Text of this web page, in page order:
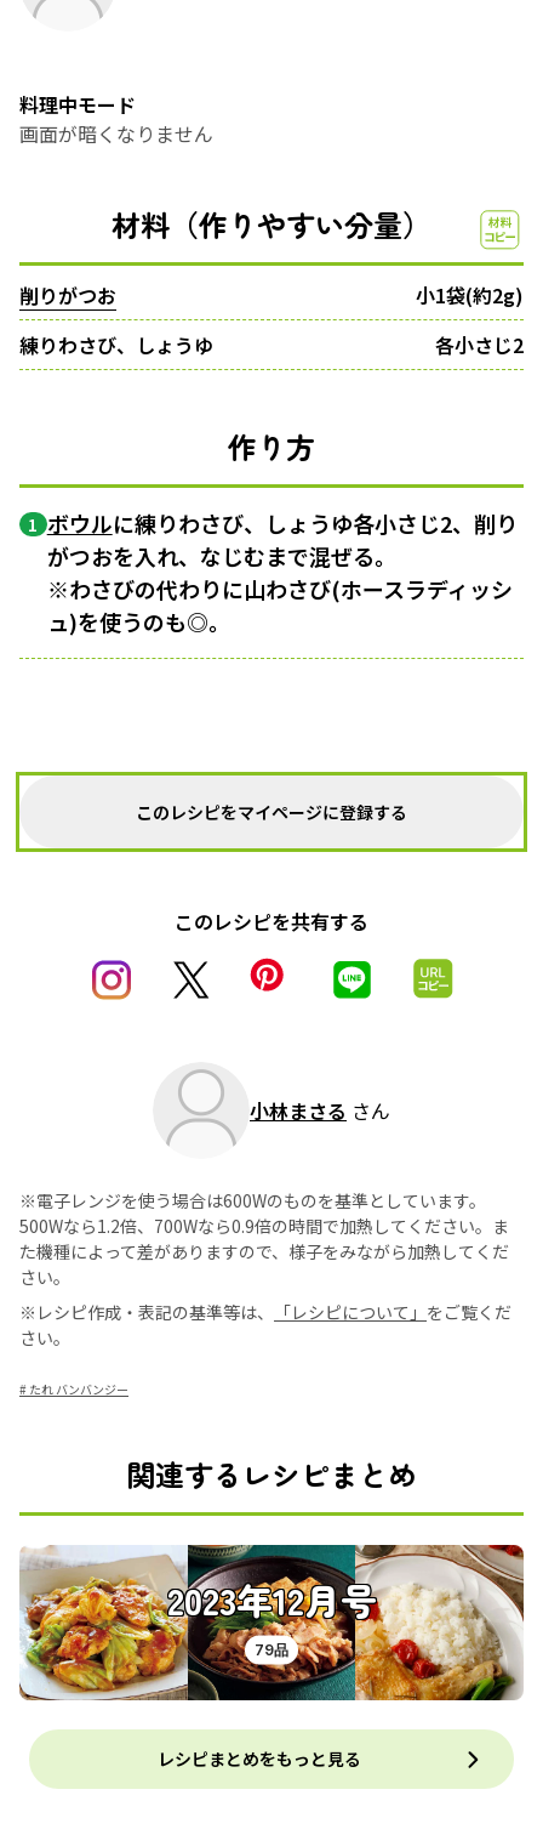
料理中モード
画面が暗くなりません
材料（作りやすい分量）
削りがつお
小1袋(約2g)
練りわさび、しょうゆ
各小さじ2
作り方
1 ボウルに練りわさび、しょうゆ各小さじ2、削り
がつおを入れ、なじむまで混ぜる。
※わさびの代わりに山わさび(ホースラディッシ
ュ)を使うのも◎。
このレシピをマイページに登録する
このレシピを共有する
小林まさる さん
※電子レンジを使う場合は600Wのものを基準としています。
500Wなら1.2倍、700Wなら0.9倍の時間で加熱してください。ま
た機種によって差がありますので、様子をみながら加熱してくだ
さい。
※レシピ作成・表記の基準等は、
「レシピについて」 をご覧くだ
さい。
# たれ バンバンジー
関連するレシピまとめ
2023年12月号
79品
レシピまとめをもっと見る